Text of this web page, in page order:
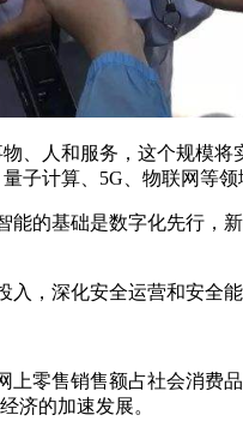
、人和服务，这个规模
子计算、5G、物联网等领
能的基础是数字化先行
入，深化安全运营和安全
零售销售额占社会消费
济的加速发展。